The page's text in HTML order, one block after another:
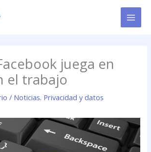
juega en
el trabajo
/ Noticias. Privacidad y datos